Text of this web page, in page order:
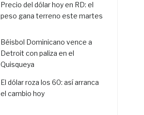
Precio del dólar hoy en RD: el
peso gana terreno este martes
Béisbol Dominicano vence a
Detroit con paliza en el
Quisqueya
El dólar roza los 60: así arranca
el cambio hoy